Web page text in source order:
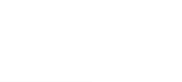
ます。現実にはな
から、再び冒険の